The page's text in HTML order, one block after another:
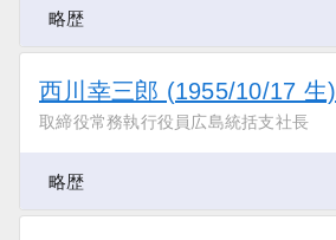
略歴
西川幸三郎 (1955/10/17 生)
取締役常務執行役員広島統括支社長
略歴